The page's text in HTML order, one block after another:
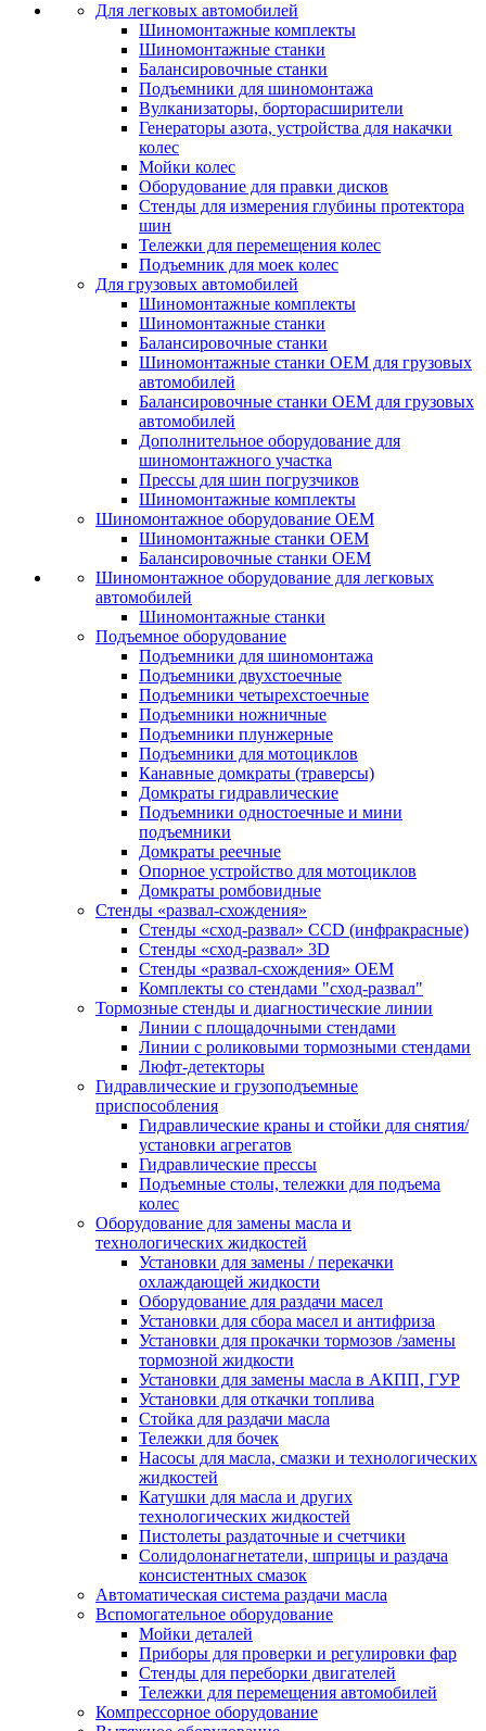
Для легковых автомобилей
Шиномонтажные комплекты
Шиномонтажные станки
Балансировочные станки
Подъемники для шиномонтажа
Вулканизаторы, борторасширители
Генераторы азота, устройства для накачки
колес
Мойки колес
Оборудование для правки дисков
Стенды для измерения глубины протектора
шин
Тележки для перемещения колес
Подъемник для моек колеc
Для грузовых автомобилей
Шиномонтажные комплекты
Шиномонтажные станки
Балансировочные станки
Шиномонтажные станки ОЕМ для грузовых
автомобилей
Балансировочные станки ОЕМ для грузовых
автомобилей
Дополнительное оборудование для
шиномонтажного участка
Прессы для шин погрузчиков
Шиномонтажные комплекты
Шиномонтажное оборудование ОЕМ
Шиномонтажные станки ОЕМ
Балансировочные станки ОЕМ
Шиномонтажное оборудование для легковых
автомобилей
Шиномонтажные станки
Подъемное оборудование
Подъемники для шиномонтажа
Подъемники двухстоечные
Подъемники четырехстоечные
Подъемники ножничные
Подъемники плунжерные
Подъемники для мотоциклов
Канавные домкраты (траверсы)
Домкраты гидравлические
Подъемники одностоечные и мини
подъемники
Домкраты реечные
Опорное устройство для мотоциклов
Домкраты ромбовидные
Стенды «развал-схождения»
Стенды «сход-развал» CCD (инфракрасные)
Стенды «сход-развал» 3D
Стенды «развал-схождения» ОЕМ
Комплекты со стендами "сход-развал"
Тормозные стенды и диагностические линии
Линии с площадочными стендами
Линии с роликовыми тормозными стендами
Люфт-детекторы
Гидравлические и грузоподъемные
приспособления
Гидравлические краны и стойки для снятия/
установки агрегатов
Гидравлические прессы
Подъемные столы, тележки для подъема
колес
Оборудование для замены масла и
технологических жидкостей
Установки для замены / перекачки
охлаждающей жидкости
Оборудование для раздачи масел
Установки для сбора масел и антифриза
Установки для прокачки тормозов /замены
тормозной жидкости
Установки для замены масла в АКПП, ГУР
Установки для откачки топлива
Стойка для раздачи масла
Тележки для бочек
Насосы для масла, смазки и технологических
жидкостей
Катушки для масла и других
технологических жидкостей
Пистолеты раздаточные и счетчики
Солидолонагнетатели, шприцы и раздача
консистентных смазок
Автоматическая система раздачи масла
Вспомогательное оборудование
Мойки деталей
Приборы для проверки и регулировки фар
Стенды для переборки двигателей
Тележки для перемещения автомобилей
Компрессорное оборудование